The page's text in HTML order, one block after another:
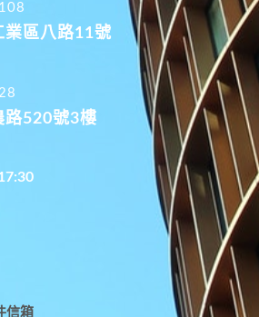
業區八路11號
路520號3樓
信箱